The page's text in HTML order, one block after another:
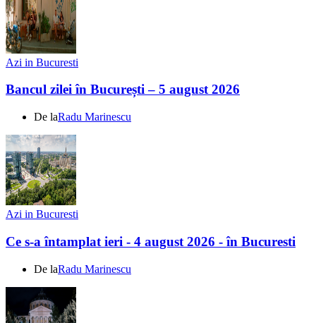
Azi in Bucuresti
Bancul zilei în București – 5 august 2026
De laRadu Marinescu
Azi in Bucuresti
Ce s-a întamplat ieri - 4 august 2026 - în Bucuresti
De laRadu Marinescu